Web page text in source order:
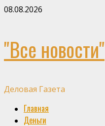
Skip
08.08.2026
"Все новости"
Деловая Газета
Primary
Menu
Главная
Деньги